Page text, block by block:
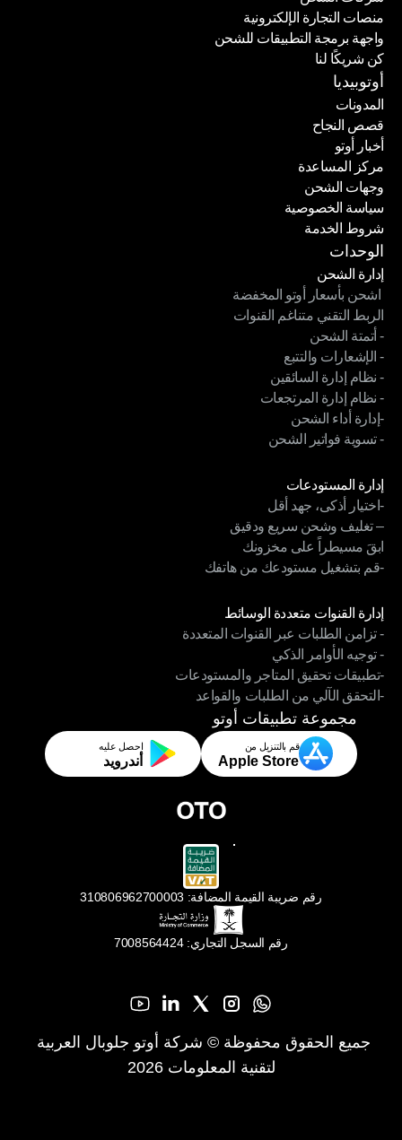
شركات الشحن
منصات التجارة الإلكترونية
منصات التجارة الإلكترونية
واجهة برمجة التطبيقات للشحن
واجهة برمجة التطبيقات للشحن
كن شريكًا لنا
كن شريكًا لنا
أوتوبيديا
المدونات
المدونات
قصص النجاح
قصص النجاح
أخبار أوتو
أخبار أوتو
مركز المساعدة
مركز المساعدة
وجهات الشحن
وجهات الشحن
سياسة الخصوصية
سياسة الخصوصية
شروط الخدمة
شروط الخدمة
الوحدات
إدارة الشحن
إدارة الشحن
اشحن بأسعار أوتو المخفضة
اشحن بأسعار أوتو المخفضة
الربط التقني متناغم القنوات
الربط التقني متناغم القنوات
- أتمتة الشحن
- أتمتة الشحن
- الإشعارات والتتبع
- الإشعارات والتتبع
- نظام إدارة السائقين
- نظام إدارة السائقين
- نظام إدارة المرتجعات
- نظام إدارة المرتجعات
-إدارة أداء الشحن
-إدارة أداء الشحن
- تسوية فواتير الشحن
إدارة المستودعات
إدارة المستودعات
-اختيار أذكى، جهد أقل
-اختيار أذكى، جهد أقل
– تغليف وشحن سريع ودقيق
– تغليف وشحن سريع ودقيق
ابقَ مسيطراً على مخزونك
ابقَ مسيطراً على مخزونك
-قم بتشغيل مستودعك من هاتفك
إدارة القنوات متعددة الوسائط
إدارة القنوات متعددة الوسائط
- تزامن الطلبات عبر القنوات المتعددة
- تزامن الطلبات عبر القنوات المتعددة
- توجيه الأوامر الذكي
- توجيه الأوامر الذكي
-تطبيقات تحقيق المتاجر والمستودعات
-تطبيقات تحقيق المتاجر والمستودعات
-التحقق الآلي من الطلبات والقواعد
-التحقق الآلي من الطلبات والقواعد
مجموعة تطبيقات أوتو
قم بالتنزيل من
Apple Store
احصل عليه
أندرويد
رقم ضريبة القيمة المضافة: 310806962700003
رقم السجل التجاري: 7008564424
لتقنية المعلومات 2026